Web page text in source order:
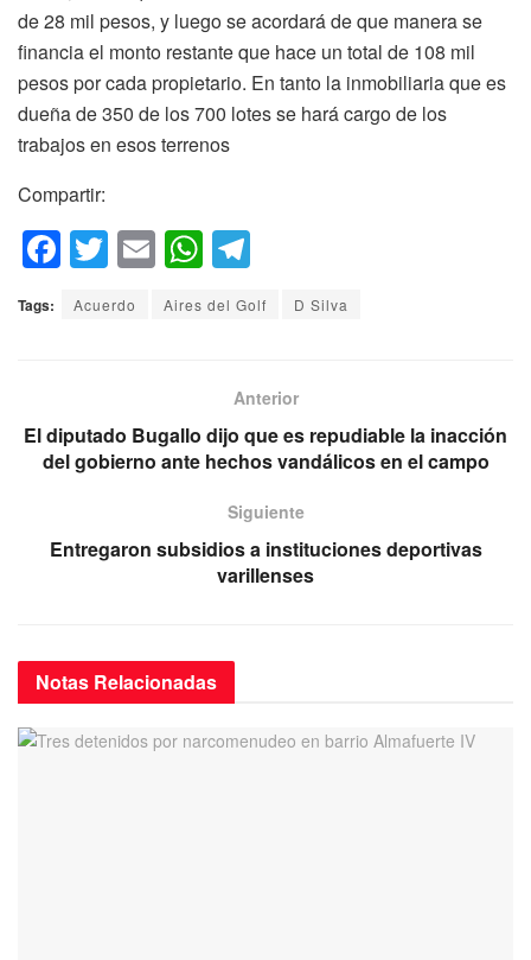
de 28 mil pesos, y luego se acordará de que manera se
financia el monto restante que hace un total de 108 mil
pesos por cada propietario. En tanto la inmobiliaria que es
dueña de 350 de los 700 lotes se hará cargo de los
trabajos en esos terrenos
Compartir:
F
a
c
o
o
T
wi
tt
E
m
ail
W
h
at
p
p
el
e
a
m
Tags: Acuerdo Aires del Golf D Silva
Anterior
El diputado Bugallo dijo que es repudiable la inacción
del gobierno ante hechos vandálicos en el campo
Siguiente
Entregaron subsidios a instituciones deportivas
varillenses
Notas Relacionadas